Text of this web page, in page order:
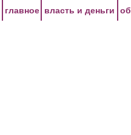
главное власть и деньги